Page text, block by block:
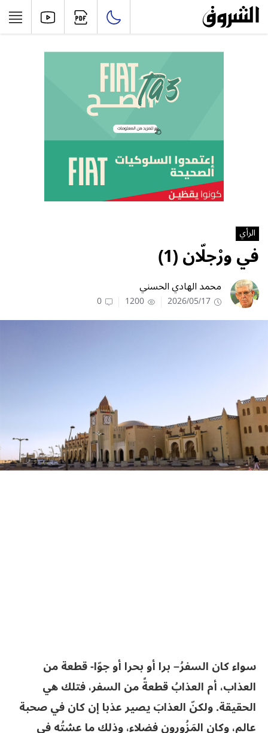
الرأي
في ورْجلّان (1)
محمد الهادي الحسني
2026/05/17
1200
0
سواء كان السفرُ– برا أو بحرا أو جوّا- قطعة من
العذاب، أم العذابُ قطعةً من السفر، فتلك هي
الحقيقة. ولكنّ العذابَ يصير عذبا إن كان في صحبة
عالم، وكان المَزُورون فضلاء، وذلك ما عشتُه في